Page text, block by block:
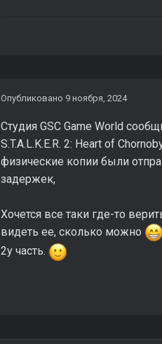
Опубликовано 9 ноября, 2024
Студия GSC Game World
S.T.A.L.K.E.R. 2: Heart of
физические копии были
задержек,
Хочется все таки где-то
видеть ее, сколько можно
2у часть.